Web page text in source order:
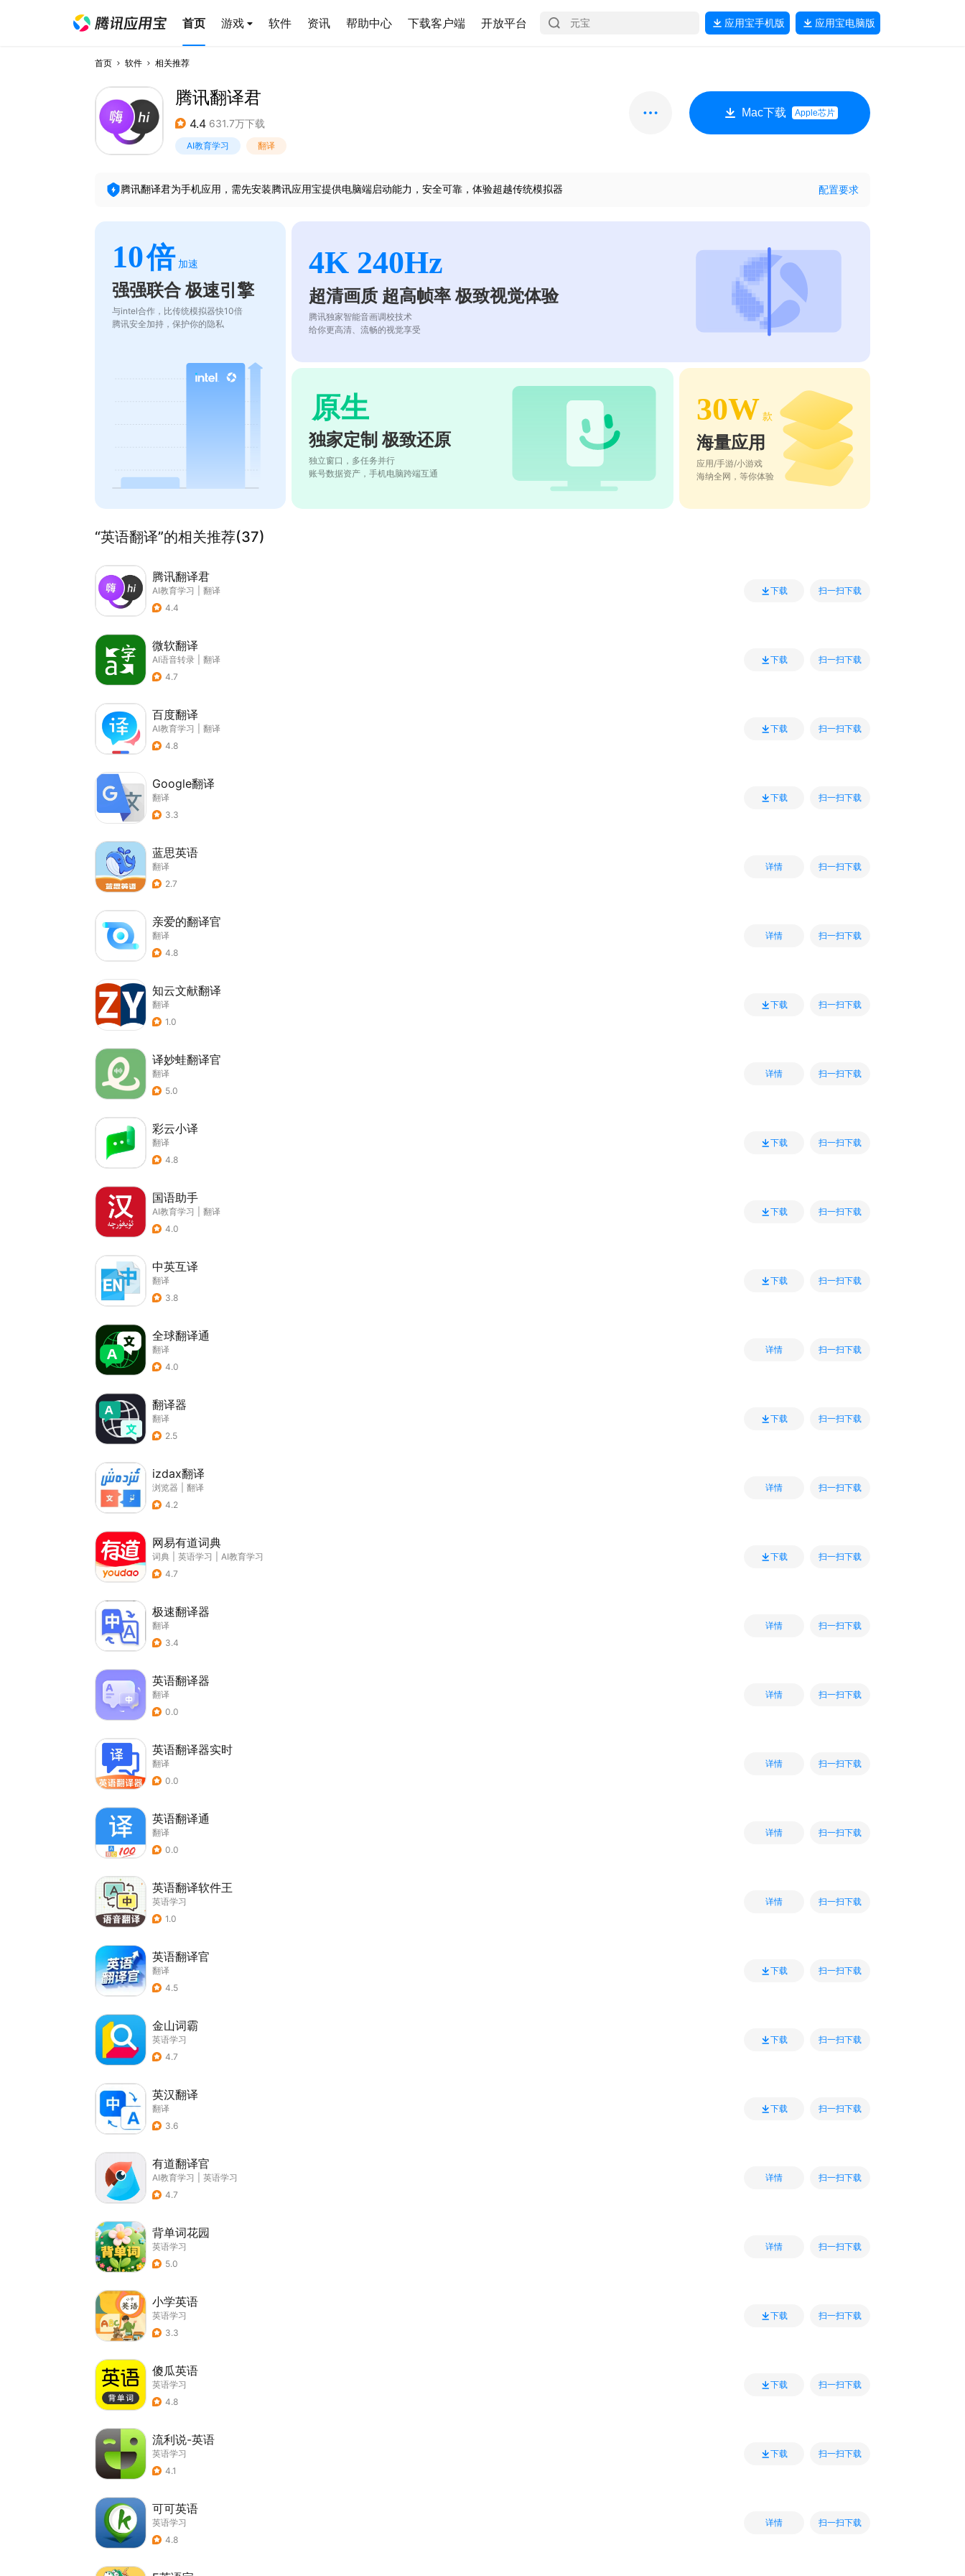
首页 游戏 软件 资讯 帮助中心 下载客户端 开放平台 应用宝手机版 应用宝电脑版
首页 软件 相关推荐
腾讯翻译君
4.4 631.7万下载
AI教育学习 翻译
Mac下载 Apple芯片
腾讯翻译君为手机应用，需先安装腾讯应用宝提供电脑端启动能力，安全可靠，体验超越传统模拟器 配置要求
10倍 加速
强强联合 极速引擎
与intel合作，比传统模拟器快10倍
腾讯安全加持，保护你的隐私
4K 240Hz
超清画质 超高帧率 极致视觉体验
腾讯独家智能音画调校技术
给你更高清、流畅的视觉享受
原生
独家定制 极致还原
独立窗口，多任务并行
账号数据资产，手机电脑跨端互通
30W 款
海量应用
应用/手游/小游戏
海纳全网，等你体验
“英语翻译”的相关推荐(37)
腾讯翻译君
AI教育学习
翻译
4.4
下载 扫一扫下载
微软翻译
AI语音转录
翻译
4.7
下载 扫一扫下载
百度翻译
AI教育学习
翻译
4.8
下载 扫一扫下载
Google翻译
翻译
3.3
下载 扫一扫下载
蓝思英语
翻译
2.7
详情 扫一扫下载
亲爱的翻译官
翻译
4.8
详情 扫一扫下载
知云文献翻译
翻译
1.0
下载 扫一扫下载
译妙蛙翻译官
翻译
5.0
详情 扫一扫下载
彩云小译
翻译
4.8
下载 扫一扫下载
国语助手
AI教育学习
翻译
4.0
下载 扫一扫下载
中英互译
翻译
3.8
下载 扫一扫下载
全球翻译通
翻译
4.0
详情 扫一扫下载
翻译器
翻译
2.5
下载 扫一扫下载
izdax翻译
浏览器
翻译
4.2
详情 扫一扫下载
网易有道词典
词典 英语学习
AI教育学习
4.7
下载 扫一扫下载
极速翻译器
翻译
3.4
详情 扫一扫下载
英语翻译器
翻译
0.0
详情 扫一扫下载
英语翻译器实时
翻译
0.0
详情 扫一扫下载
英语翻译通
翻译
0.0
详情 扫一扫下载
英语翻译软件王
英语学习
1.0
详情 扫一扫下载
英语翻译官
翻译
4.5
下载 扫一扫下载
金山词霸
英语学习
4.7
下载 扫一扫下载
英汉翻译
翻译
3.6
下载 扫一扫下载
有道翻译官
AI教育学习
英语学习
4.7
详情 扫一扫下载
背单词花园
英语学习
5.0
详情 扫一扫下载
小学英语
英语学习
3.3
下载 扫一扫下载
傻瓜英语
英语学习
4.8
下载 扫一扫下载
流利说-英语
英语学习
4.1
下载 扫一扫下载
可可英语
英语学习
4.8
详情 扫一扫下载